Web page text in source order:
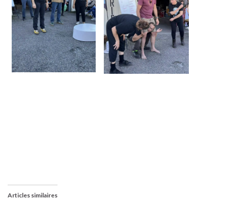
Articles similaires